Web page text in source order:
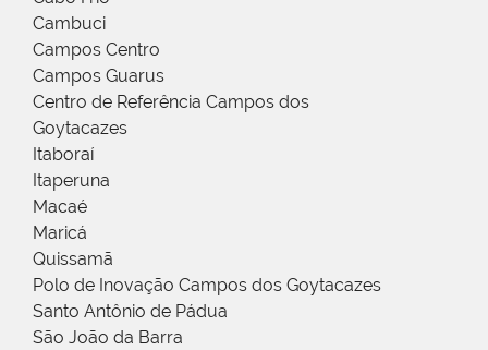
Cambuci
Campos Centro
Campos Guarus
Centro de Referência Campos dos
Goytacazes
Itaboraí
Itaperuna
Macaé
Maricá
Quissamã
Polo de Inovação Campos dos Goytacazes
Santo Antônio de Pádua
São João da Barra